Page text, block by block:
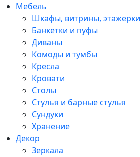
Мебель
Шкафы, витрины, этажерки
Банкетки и пуфы
Диваны
Комоды и тумбы
Кресла
Кровати
Столы
Стулья и барные стулья
Сундуки
Хранение
Декор
Зеркала